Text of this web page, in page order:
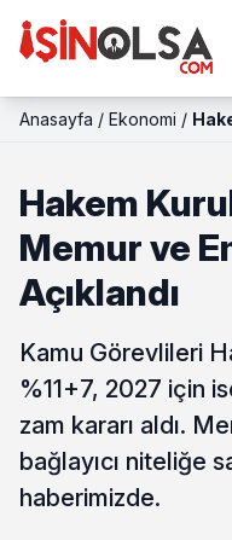
Anasayfa / Ekonomi /
Hakem
Memur ve
Açıklandı
Kamu Görevlileri
%11+7, 2027 için
zam kararı aldı.
bağlayıcı niteliğe
haberimizde.